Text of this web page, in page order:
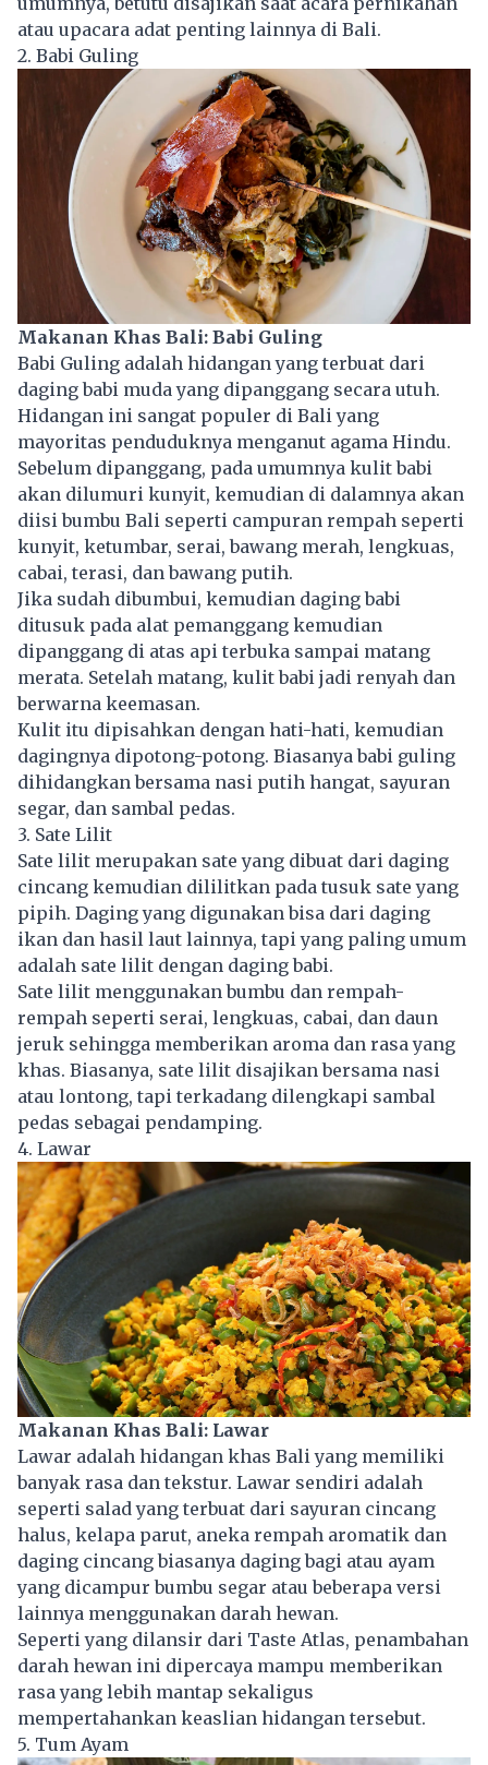
atau upacara adat penting lainnya di Bali.
2. Babi Guling
Makanan Khas Bali: Babi Guling
Babi Guling adalah hidangan yang terbuat dari
daging babi muda yang dipanggang secara utuh.
Hidangan ini sangat populer di Bali yang
mayoritas penduduknya menganut agama Hindu.
Sebelum dipanggang, pada umumnya kulit babi
akan dilumuri kunyit, kemudian di dalamnya akan
diisi bumbu Bali seperti campuran rempah seperti
kunyit, ketumbar, serai, bawang merah, lengkuas,
cabai, terasi, dan bawang putih.
Jika sudah dibumbui, kemudian daging babi
ditusuk pada alat pemanggang kemudian
dipanggang di atas api terbuka sampai matang
merata. Setelah matang, kulit babi jadi renyah dan
berwarna keemasan.
Kulit itu dipisahkan dengan hati-hati, kemudian
dagingnya dipotong-potong. Biasanya babi guling
dihidangkan bersama nasi putih hangat, sayuran
segar, dan sambal pedas.
3. Sate Lilit
Sate lilit merupakan sate yang dibuat dari daging
cincang kemudian dililitkan pada tusuk sate yang
pipih. Daging yang digunakan bisa dari daging
ikan dan hasil laut lainnya, tapi yang paling umum
adalah sate lilit dengan daging babi.
Sate lilit menggunakan bumbu dan rempah-
rempah seperti serai, lengkuas, cabai, dan daun
jeruk sehingga memberikan aroma dan rasa yang
khas. Biasanya, sate lilit disajikan bersama nasi
atau lontong, tapi terkadang dilengkapi sambal
pedas sebagai pendamping.
4. Lawar
Makanan Khas Bali: Lawar
Lawar adalah hidangan khas Bali yang memiliki
banyak rasa dan tekstur. Lawar sendiri adalah
seperti salad yang terbuat dari sayuran cincang
halus, kelapa parut, aneka rempah aromatik dan
daging cincang biasanya daging bagi atau ayam
yang dicampur bumbu segar atau beberapa versi
lainnya menggunakan darah hewan.
Seperti yang dilansir dari Taste Atlas, penambahan
darah hewan ini dipercaya mampu memberikan
rasa yang lebih mantap sekaligus
mempertahankan keaslian hidangan tersebut.
5. Tum Ayam